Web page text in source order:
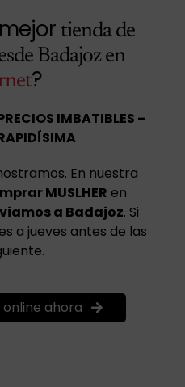
tienda de
Badajoz en
?
IMBATIBLES –
En nuestra
MUSLHER en
a Badajoz. Si
a jueves antes de las
ahora